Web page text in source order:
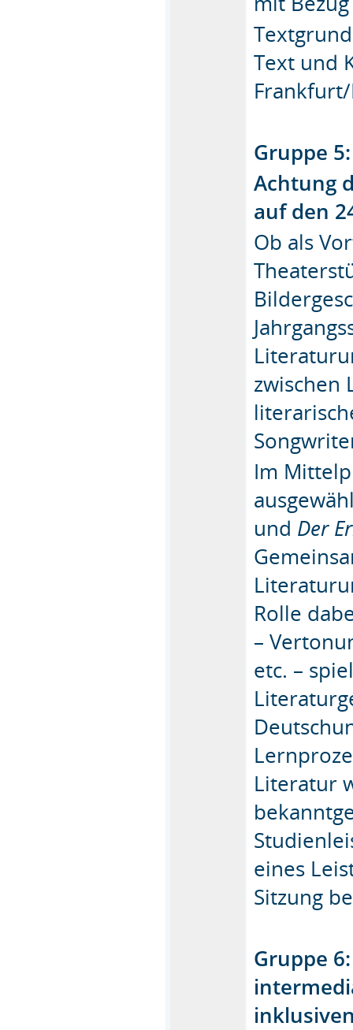
Text und
Gruppe
Achtung
auf den
Ob als
zwischen
Im
und Der
Rolle
–
etc. –
Literatur
eines
Sitzung
Gruppe